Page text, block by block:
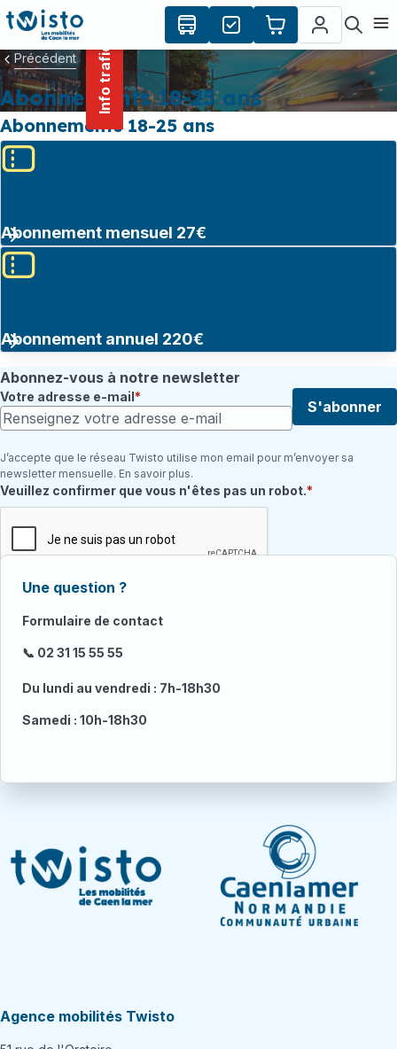
principal
Info trafic
Précédent
Abonnements 18-25 ans
Abonnements 18-25 ans
Abonnement mensuel 27€
Abonnement annuel 220€
Abonnez-vous à notre newsletter
Votre adresse e-mail
S'abonner
J’accepte que le réseau Twisto utilise mon email pour m’envoyer sa
newsletter mensuelle. En savoir plus.
Champ requis
Veuillez confirmer que vous n'êtes pas un robot.
Une question ?
Formulaire de contact
📞 02 31 15 55 55
Du lundi au vendredi : 7h-18h30
Samedi : 10h-18h30
Agence mobilités Twisto
Panneau de gestion des cookies